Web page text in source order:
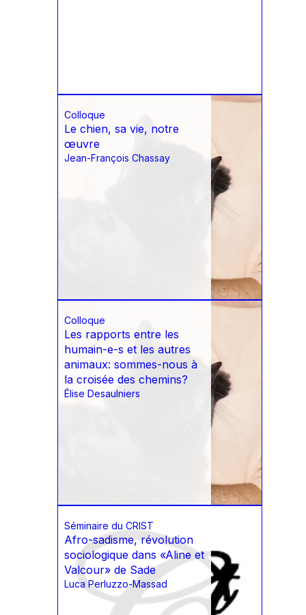
Colloque
Le chien, sa vie, notre
œuvre
Jean-François Chassay
Colloque
Les rapports entre les
humain-e-s et les autres
animaux: sommes-nous à
la croisée des chemins?
Élise Desaulniers
Séminaire du CRIST
Afro-sadisme, révolution
sociologique dans «Aline et
Valcour» de Sade
Luca Perluzzo-Massad